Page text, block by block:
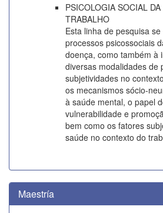
PSICOLOGIA SOCIAL
TRABALHO
Esta linha de pesquisa
processos psicossociais
doença, como também à
diversas modalidades de
subjetividades no
os mecanismos sócio-
à saúde mental, o papel
vulnerabilidade e
bem como os fatores
saúde no contexto do
Maestría